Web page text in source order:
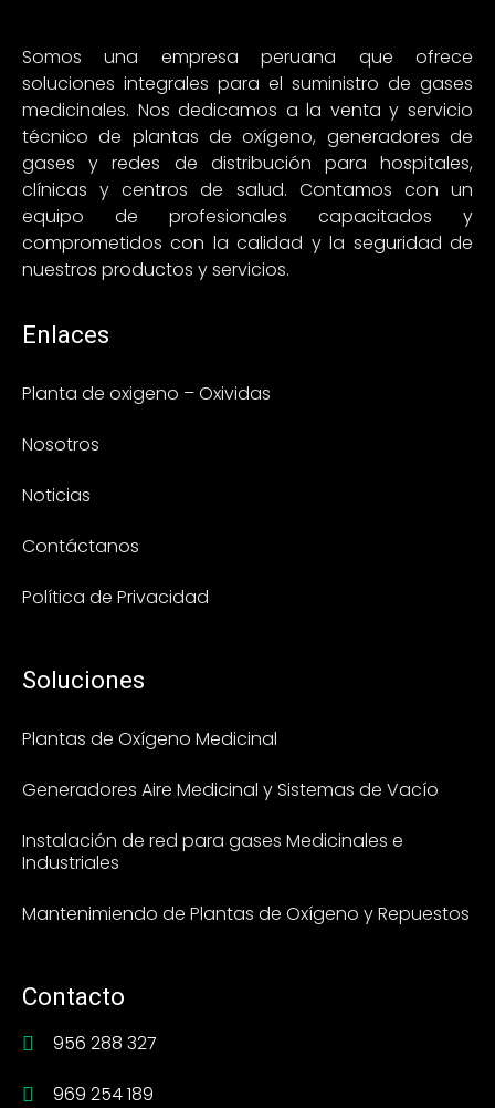
Somos una empresa peruana que ofrece
soluciones integrales para el suministro de gases
medicinales. Nos dedicamos a la venta y servicio
técnico de plantas de oxígeno, generadores de
gases y redes de distribución para hospitales,
clínicas y centros de salud. Contamos con un
equipo de profesionales capacitados y
comprometidos con la calidad y la seguridad de
nuestros productos y servicios.
Enlaces
Planta de oxigeno – Oxividas
Nosotros
Noticias
Contáctanos
Política de Privacidad
Soluciones
Plantas de Oxígeno Medicinal
Generadores Aire Medicinal y Sistemas de Vacío
Instalación de red para gases Medicinales e
Industriales
Mantenimiendo de Plantas de Oxígeno y Repuestos
Contacto
956 288 327
969 254 189